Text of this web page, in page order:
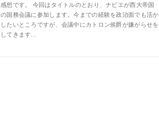
感想です。 今回はタイトルのとおり、ナビエが西大帝国
の国務会議に参加します。今までの経験を政治面でも活か
したいところですが、会議中にカトロン侯爵が嫌がらせを
してきます...